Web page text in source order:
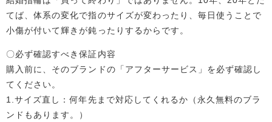
てば、体系の変化で指のサイズが変わったり、毎日使うことで
小傷が付いて輝きが鈍ったりするからです。
〇必ず確認すべき保証内容
購入前に、そのブランドの「アフターサービス」を必ず確認し
てください。
1.サイズ直し：何年先まで対応してくれるか（永久無料のブラ
ンドもあります。）